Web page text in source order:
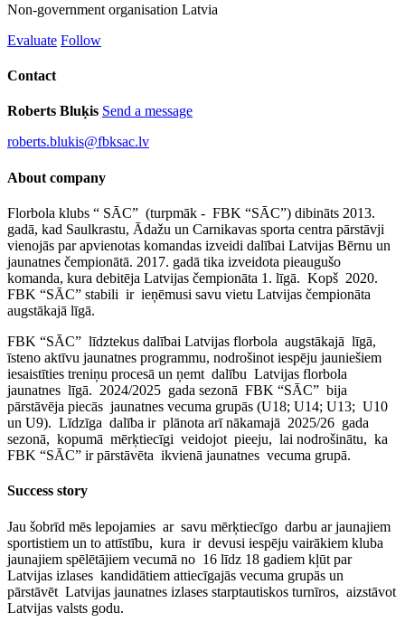
Non-government organisation Latvia
Evaluate Follow
Contact
Roberts Bluķis Send a message
roberts.blukis@fbksac.lv
About company
Florbola klubs “ SĀC” (turpmāk - FBK “SĀC”) dibināts 2013.
gadā, kad Saulkrastu, Ādažu un Carnikavas sporta centra pārstāvji
vienojās par apvienotas komandas izveidi dalībai Latvijas Bērnu un
jaunatnes čempionātā. 2017. gadā tika izveidota pieaugušo
komanda, kura debitēja Latvijas čempionāta 1. līgā. Kopš 2020.
FBK “SĀC” stabili ir ieņēmusi savu vietu Latvijas čempionāta
augstākajā līgā.
FBK “SĀC” līdztekus dalībai Latvijas florbola augstākajā līgā,
īsteno aktīvu jaunatnes programmu, nodrošinot iespēju jauniešiem
iesaistīties treniņu procesā un ņemt dalību Latvijas florbola
jaunatnes līgā. 2024/2025 gada sezonā FBK “SĀC” bija
pārstāvēja piecās jaunatnes vecuma grupās (U18; U14; U13; U10
un U9). Līdzīga dalība ir plānota arī nākamajā 2025/26 gada
sezonā, kopumā mērķtiecīgi veidojot pieeju, lai nodrošinātu, ka
FBK “SĀC” ir pārstāvēta ikvienā jaunatnes vecuma grupā.
Success story
Jau šobrīd mēs lepojamies ar savu mērķtiecīgo darbu ar jaunajiem
sportistiem un to attīstību, kura ir devusi iespēju vairākiem kluba
jaunajiem spēlētājiem vecumā no 16 līdz 18 gadiem kļūt par
Latvijas izlases kandidātiem attiecīgajās vecuma grupās un
pārstāvēt Latvijas jaunatnes izlases starptautiskos turnīros, aizstāvot
Latvijas valsts godu.